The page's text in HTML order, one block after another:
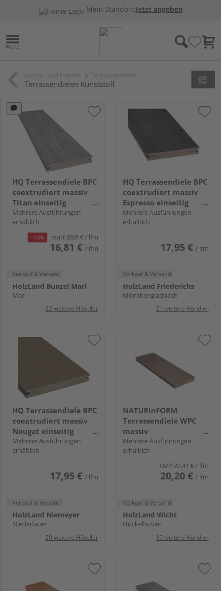
Mein Standort:Jetzt angeben
Terrassendielen Kunststoff
HQ Terrassendiele BPC
coextrudiert massiv
Titan einseitig
Holzstruktur,
längsseitige Nut,
TuraPico - 23 x 140
Mehrere Ausführungen
erhältlich
- 18% statt 20,5€/ lfm
16,81 € / lfm
Verkauf & Versand
HolzLand Bunzel Marl
Marl
22 weitere Händler
HQ Terrassendiele BPC
coextrudiert massiv
Espresso einseitig
Holzstruktur,
längsseitige Nut,
Mehrere Ausführungen
erhältlich
17,95 € / lfm
Verkauf & Versand
HolzLand Friederichs
Mönchengladbach
21 weitere Händler
HQ Terrassendiele BPC
coextrudiert massiv
Nougat einseitig
Holzstruktur,
längsseitige Nut,
Mehrere Ausführungen
erhältlich
17,95 € / lfm
Verkauf & Versand
HolzLand Niemeyer
Niederlauer
20 weitere Händler
NATURinFORM
Terrassendiele WPC
massiv
Kastanienbraun
einseitig Holzstruktur,
längsseitige Nut, DIE
NATURLINIE - 21 x 140
Mehrere Ausführungen
erhältlich
UVP 22,41 €/ lfm
20,20 € / lfm
Verkauf & Versand
HolzLand Wicht
Hückelhoven
10 weitere Händler